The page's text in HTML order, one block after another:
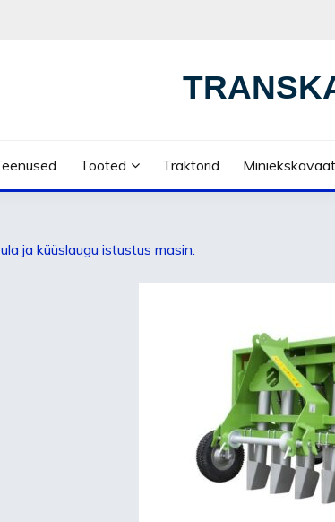
Tooted Traktorid
ja küüslaugu istustus masin.